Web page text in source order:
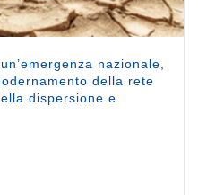
nazionale,
della rete
dispersione e